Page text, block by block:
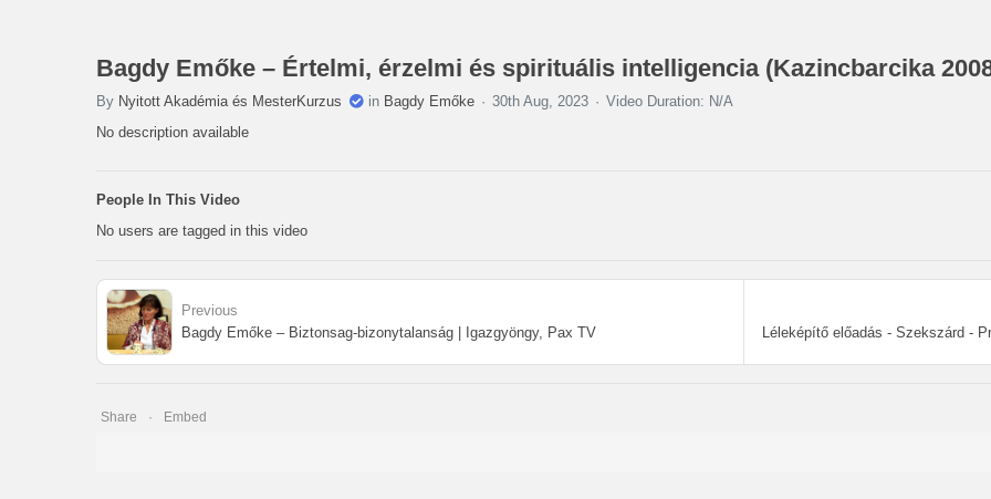
Bagdy Emőke – Értelmi, érzelmi és spirituális intelligencia (Kazincbarcika
By Nyitott Akadémia és MesterKurzus in Bagdy Emőke 30th Aug, 2023
Video Duration: N/A
No description available
People In This Video
No users are tagged in this video
Previous
Bagdy Emőke – Biztonsag-bizonytalanság | Igazgyöngy, Pax TV
Share Embed